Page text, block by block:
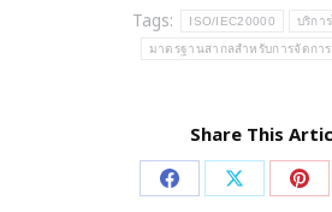
Tags:
ISO/IEC20000 บริกา
มาตรฐานสากลสำหรับการจัดการ
Share This
Share Share